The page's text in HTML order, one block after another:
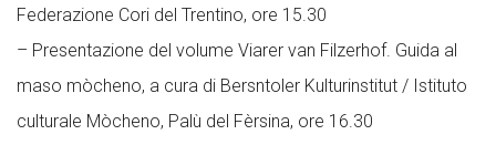
Federazione Cori del Trentino, ore 15.30
– Presentazione del volume Viarer van Filzerhof. Guida al
maso mòcheno, a cura di Bersntoler Kulturinstitut / Istituto
culturale Mòcheno, Palù del Fèrsina, ore 16.30